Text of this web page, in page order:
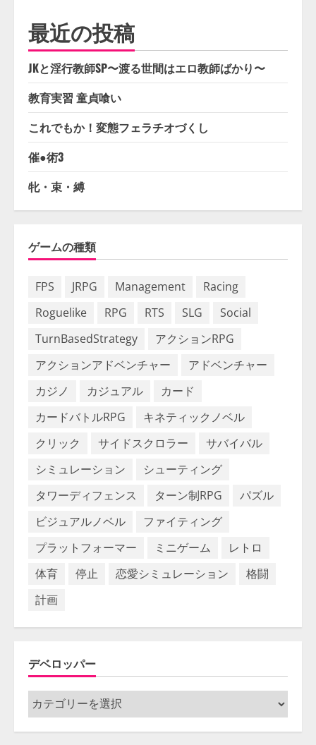
最近の投稿
JKと淫行教師SP〜渡る世間はエロ教師ばかり〜
教育実習 童貞喰い
これでもか！変態フェラチオづくし
催●術3
牝・束・縛
ゲームの種類
FPS JRPG Management
Racing
Roguelike
RPG RTS SLG
Social
TurnBasedStrategy
アクションRPG
アクションアドベンチャー
アドベンチャー
カジノ
カジュアル
カード
カードバトルRPG
キネティックノベル
クリック
サイドスクロラー
サバイバル
シミュレーション
シューティング
タワーディフェンス
ターン制RPG
パズル
ビジュアルノベル
ファイティング
プラットフォーマー
ミニゲーム
レトロ
体育
停止 恋愛シミュレーション
格闘
計画
デベロッパー
デ
ベ